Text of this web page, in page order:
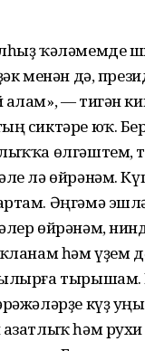
ҡәләмемде
менән дә,
— тигән
сиктәре юҡ.
өлгәштем,
лә өйрәнәм.
Әңгәмә
өйрәнәм,
һәм үҙем
тырышам.
күҙ
һәм